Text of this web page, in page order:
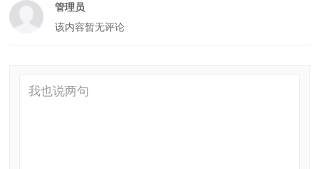
管理员
该内容暂无评论